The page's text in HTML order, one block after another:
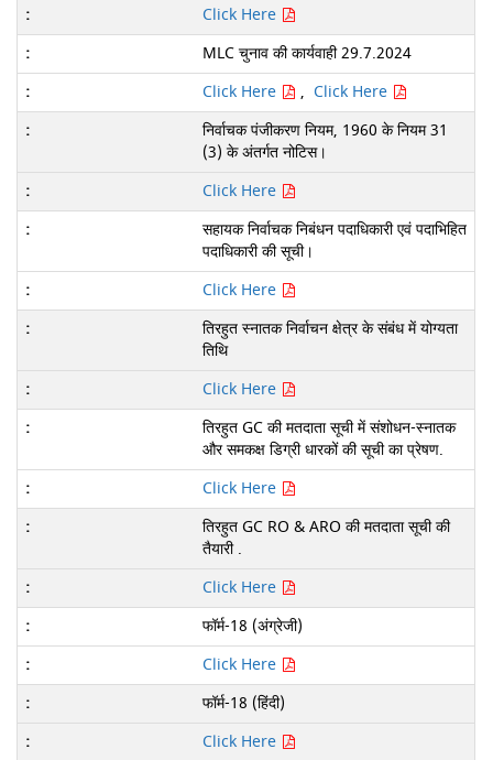
Click Here
MLC चुनाव की कार्यवाही 29.7.2024
Click Here
, Click Here
निर्वाचक पंजीकरण नियम, 1960 के नियम 31
(3) के अंतर्गत नोटिस।
Click Here
सहायक निर्वाचक निबंधन पदाधिकारी एवं पदाभिहित
पदाधिकारी की सूची।
Click Here
तिरहुत स्नातक निर्वाचन क्षेत्र के संबंध में योग्यता
तिथि
Click Here
तिरहुत GC की मतदाता सूची में संशोधन-स्नातक
और समकक्ष डिग्री धारकों की सूची का प्रेषण.
Click Here
तिरहुत GC RO & ARO की मतदाता सूची की
तैयारी .
Click Here
फॉर्म-18 (अंग्रेजी)
Click Here
फॉर्म-18 (हिंदी)
Click Here